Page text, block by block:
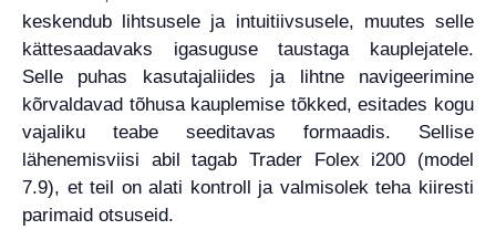
keskendub lihtsusele ja intuitiivsusele, muutes selle
kättesaadavaks igasuguse taustaga kauplejatele.
Selle puhas kasutajaliides ja lihtne navigeerimine
kõrvaldavad tõhusa kauplemise tõkked, esitades kogu
vajaliku teabe seeditavas formaadis. Sellise
lähenemisviisi abil tagab Trader Folex i200 (model
7.9), et teil on alati kontroll ja valmisolek teha kiiresti
parimaid otsuseid.